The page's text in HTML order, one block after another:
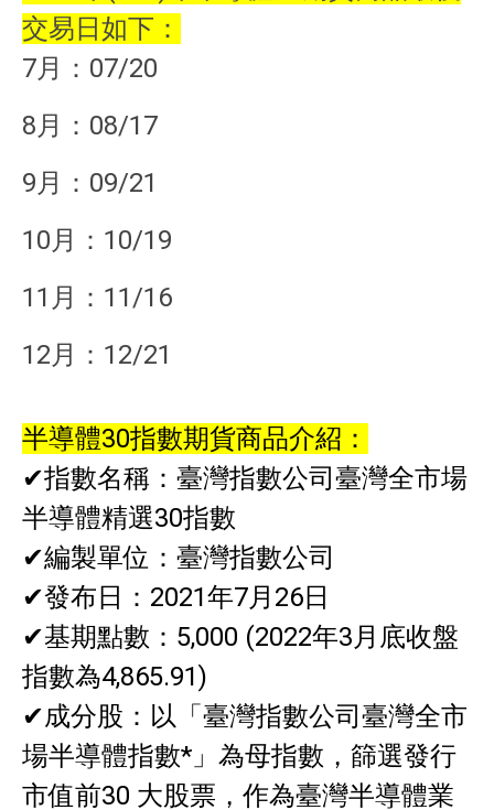
交易日如下：
7月：07/20
8月：08/17
9月：09/21
10月：10/19
11月：11/16
12月：12/21
半導體30指數期貨商品介紹：
✔指數名稱：臺灣指數公司臺灣全市場
半導體精選30指數
✔編製單位：臺灣指數公司
✔發布日：2021年7月26日
✔基期點數：5,000 (2022年3月底收盤
指數為4,865.91)
✔成分股：以「臺灣指數公司臺灣全市
場半導體指數*」為母指數，篩選發行
市值前30 大股票，作為臺灣半導體業